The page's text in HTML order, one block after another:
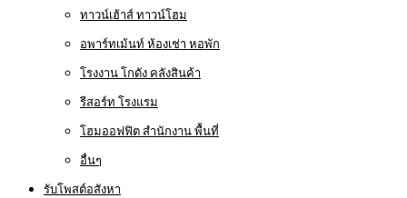
ทาวน์เฮ้าส์ ทาวน์โฮม
อพาร์ทเม้นท์ ห้องเช่า หอพัก
โรงงาน โกดัง คลังสินค้า
รีสอร์ท โรงแรม
โฮมออฟฟิต สำนักงาน พื้นที่
อื่นๆ
รับโพสต์อสังหา